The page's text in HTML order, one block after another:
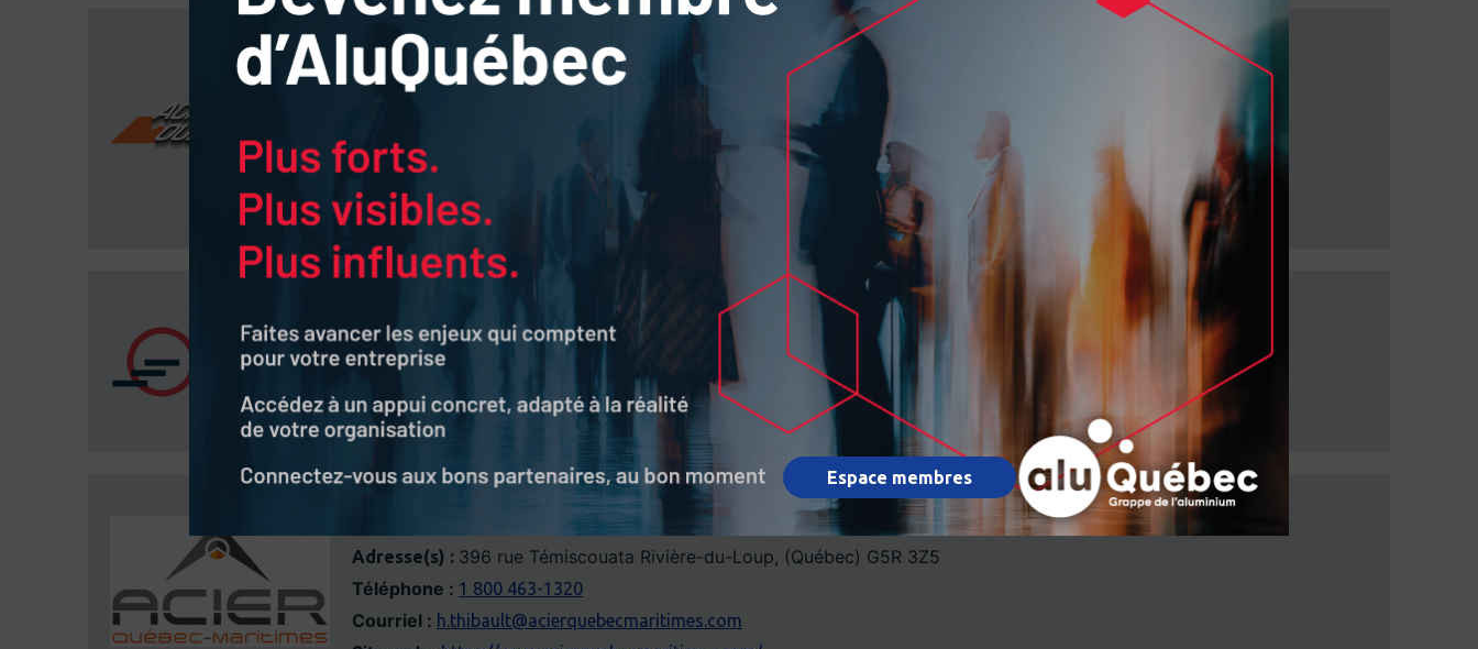
Espace membres
Acier Ouellette
Adresse(s) : 22 rue J-F Kennedy Saint-Jérôme, (Québec) J7Y 4B6
935 boul. du Havre Valleyfield, (Québec) J6T 5L1
Téléphone :
info@acierouellette.com
Site web : https://www.acierouellette.com/
Adresse(s) :
3000 rue de l’Etchemin Lévis, (Québec) G6W 7X6
1 888 834-0646 / 1 800 363-9407
Site web : https://www.groupepicard.ca
Acier Québec-Maritimes
Adresse(s) : 396 rue Témiscouata Rivière-du-Loup, (Québec) G5R 3Z5
Téléphone : 1 800 463-1320
Courriel : h.thibault@acierquebecmaritimes.com